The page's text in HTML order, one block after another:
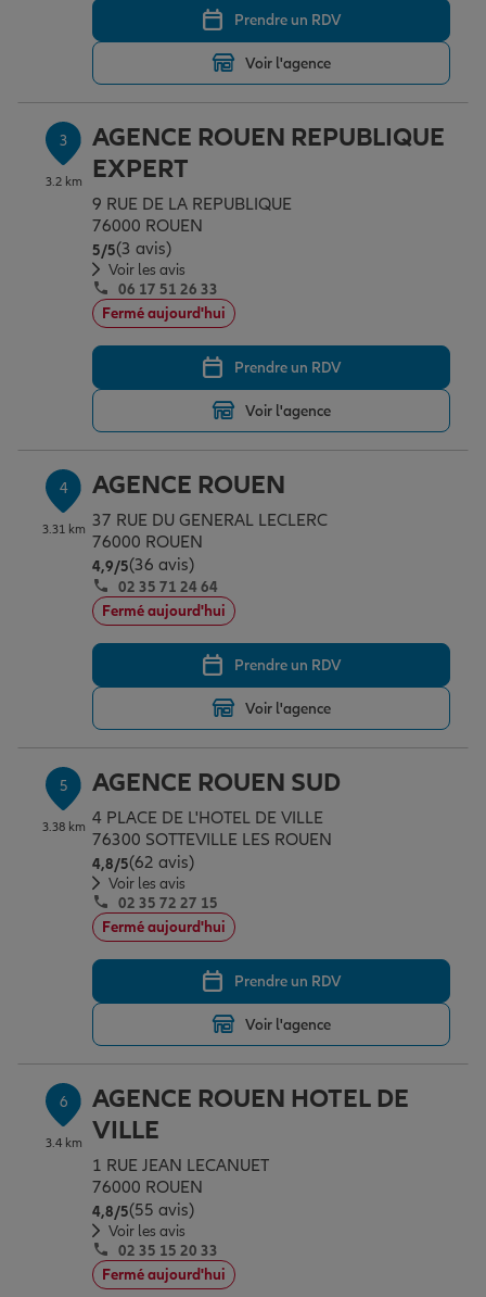
Garantie des accidents de la vie
Assurance scolaire
Protection juridique
Retraite
Tous nos devis d'assurance
Prendre un RDV
Voir l'agence
3
3.2 km
AGENCE ROUEN REPUBLIQUE
EXPERT
9 RUE DE LA REPUBLIQUE
76000 ROUEN
5/5Note de 5 sur 5
(3 avis)
Voir les avis
06 17 51 26 33
Fermé aujourd'hui
Prendre un RDV
Voir l'agence
4
3.31 km
AGENCE ROUEN
37 RUE DU GENERAL LECLERC
76000 ROUEN
4,9/5Note de 4.9 sur 5
(36 avis)
02 35 71 24 64
Fermé aujourd'hui
Prendre un RDV
Voir l'agence
5
3.38 km
AGENCE ROUEN SUD
4 PLACE DE L'HOTEL DE VILLE
76300 SOTTEVILLE LES ROUEN
4,8/5Note de 4.8 sur 5
(62 avis)
Voir les avis
02 35 72 27 15
Fermé aujourd'hui
Prendre un RDV
Voir l'agence
6
3.4 km
AGENCE ROUEN HOTEL DE
VILLE
1 RUE JEAN LECANUET
76000 ROUEN
4,8/5Note de 4.8 sur 5
(55 avis)
Voir les avis
02 35 15 20 33
Fermé aujourd'hui